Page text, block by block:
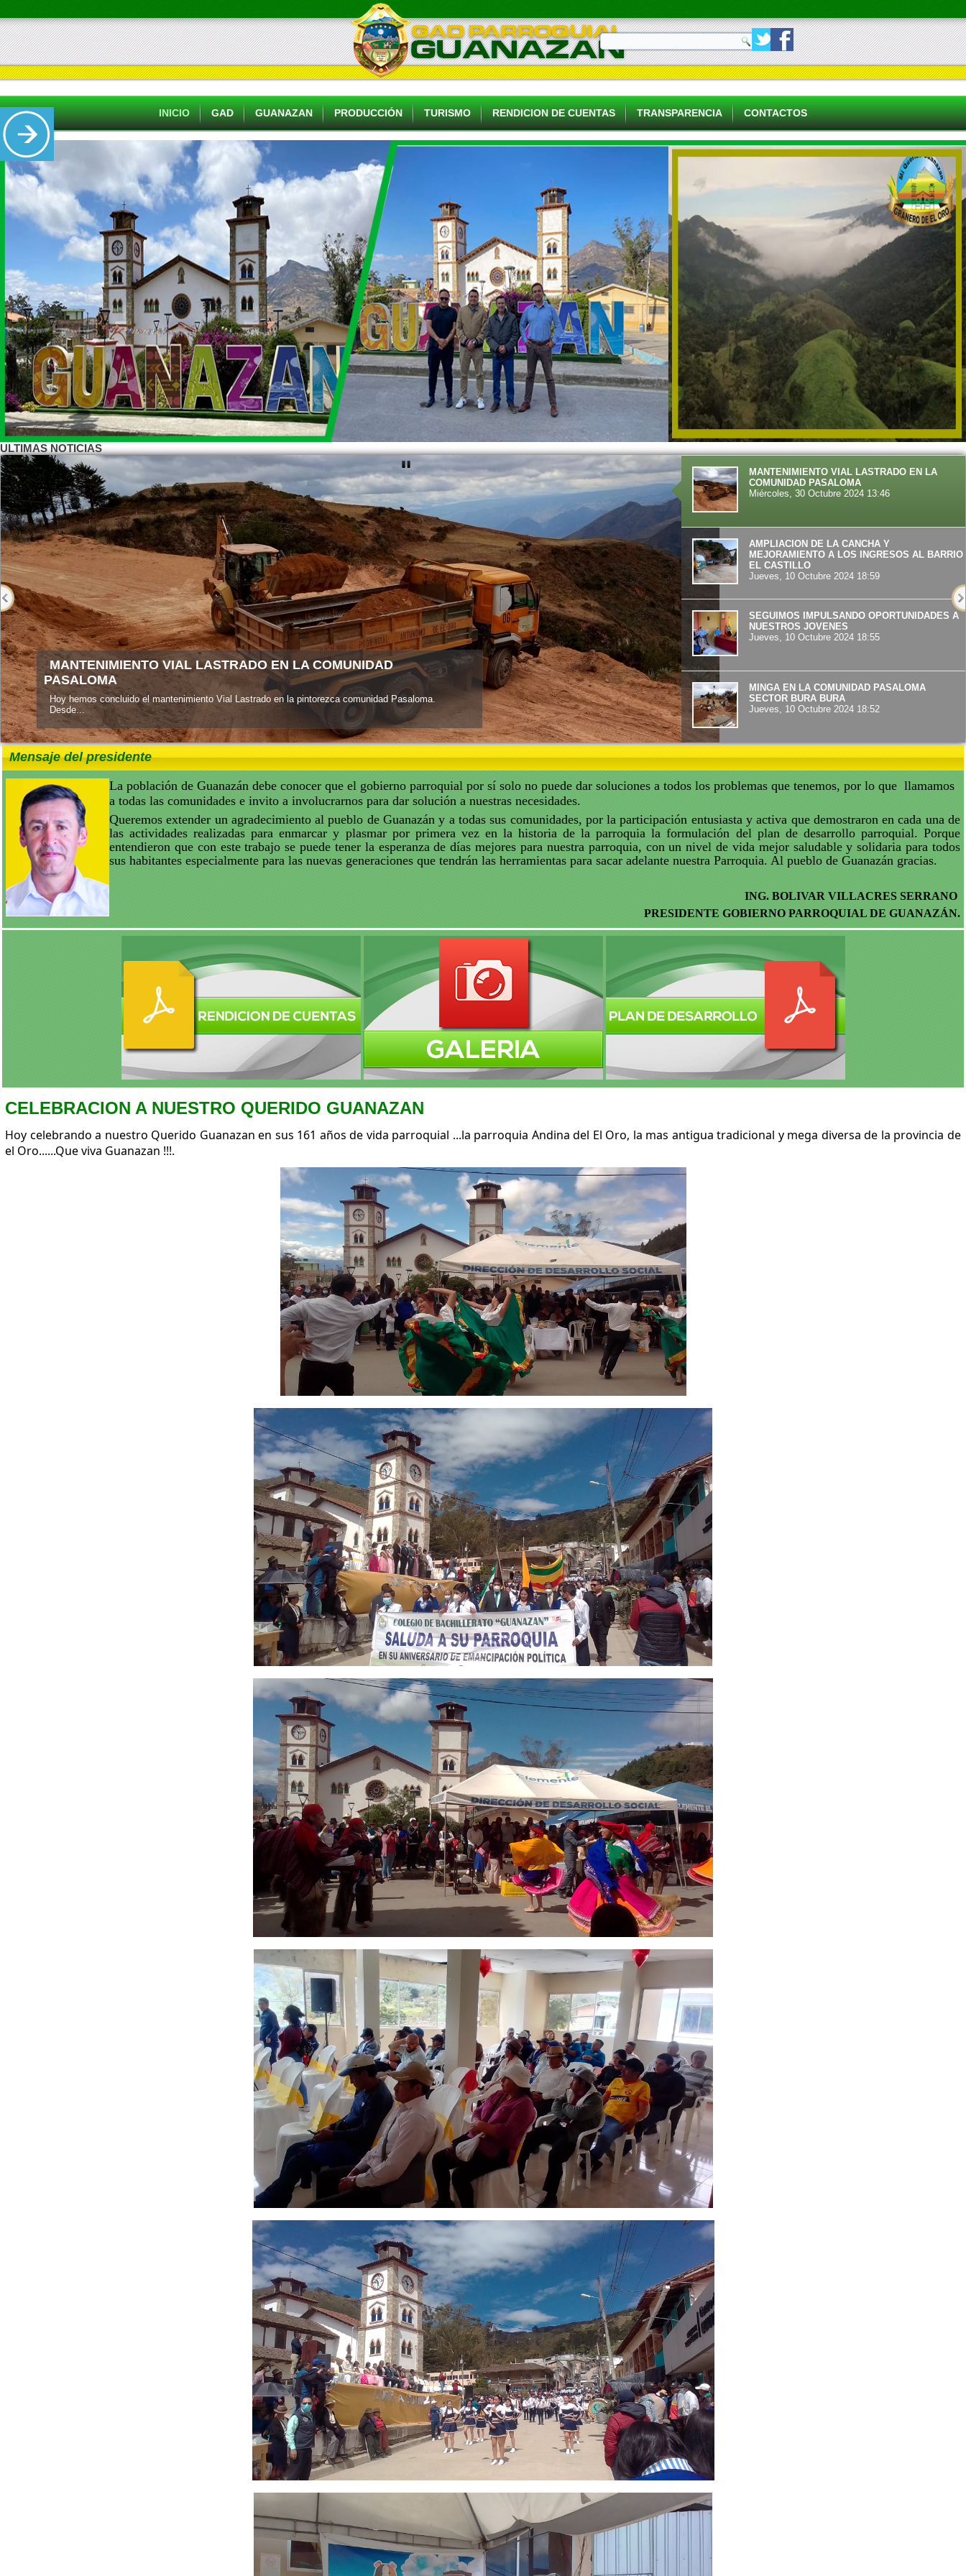
INICIO GAD GUANAZAN PRODUCCIÓN TURISMO RENDICION DE CUENTAS TRANSPARENCIA CONTACTOS
ULTIMAS NOTICIAS
MANTENIMIENTO VIAL LASTRADO EN LA COMUNIDAD
PASALOMA
Hoy hemos concluido el mantenimiento Vial Lastrado en la pintorezca comunidad Pasaloma.
Desde...
MANTENIMIENTO VIAL LASTRADO EN LA
COMUNIDAD PASALOMA
Miércoles, 30 Octubre 2024 13:46
AMPLIACION DE LA CANCHA Y
MEJORAMIENTO A LOS INGRESOS AL BARRIO
EL CASTILLO
Jueves, 10 Octubre 2024 18:59
SEGUIMOS IMPULSANDO OPORTUNIDADES A
NUESTROS JOVENES
Jueves, 10 Octubre 2024 18:55
MINGA EN LA COMUNIDAD PASALOMA
SECTOR BURA BURA
Jueves, 10 Octubre 2024 18:52
SE REALIZO AGASAJO NAVIDEÑO EN MI
PARROQUIA GUANAZAN
Martes, 30 Enero 2024 22:19
INAUGURACION DEL NUEVO TECHO DE LA
IGLESIA CENTRAL DE GUANAZAN
Martes, 30 Enero 2024 22:14
SE REALIZO LA MINGA DE LIMPIEZA DE
MALEZA DE LA VIA
CELEBRACION A NUESTRO QUERIDO
GUANAZAN
Martes, 31 Mayo 2022 16:40
Mensaje del presidente
La población de Guanazán debe conocer que el gobierno parroquial por sí solo no puede dar soluciones a todos los problemas que tenemos, por lo que llamamos
a todas las comunidades e invito a involucrarnos para dar solución a nuestras necesidades.
Queremos extender un agradecimiento al pueblo de Guanazán y a todas sus comunidades, por la participación entusiasta y activa que demostraron en cada una de
las actividades realizadas para enmarcar y plasmar por primera vez en la historia de la parroquia la formulación del plan de desarrollo parroquial. Porque
entendieron que con este trabajo se puede tener la esperanza de días mejores para nuestra parroquia, con un nivel de vida mejor saludable y solidaria para todos
sus habitantes especialmente para las nuevas generaciones que tendrán las herramientas para sacar adelante nuestra Parroquia. Al pueblo de Guanazán gracias.
ING. BOLIVAR VILLACRES SERRANO
PRESIDENTE GOBIERNO PARROQUIAL DE GUANAZÁN.
CELEBRACION A NUESTRO QUERIDO GUANAZAN
Hoy celebrando a nuestro Querido Guanazan en sus 161 años de vida parroquial ...la parroquia Andina del El Oro, la mas antigua tradicional y mega diversa de la provincia de
el Oro......Que viva Guanazan !!!.